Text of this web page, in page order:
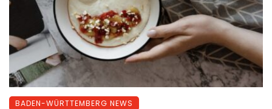
BADEN-WÜRTTEMBERG NEWS